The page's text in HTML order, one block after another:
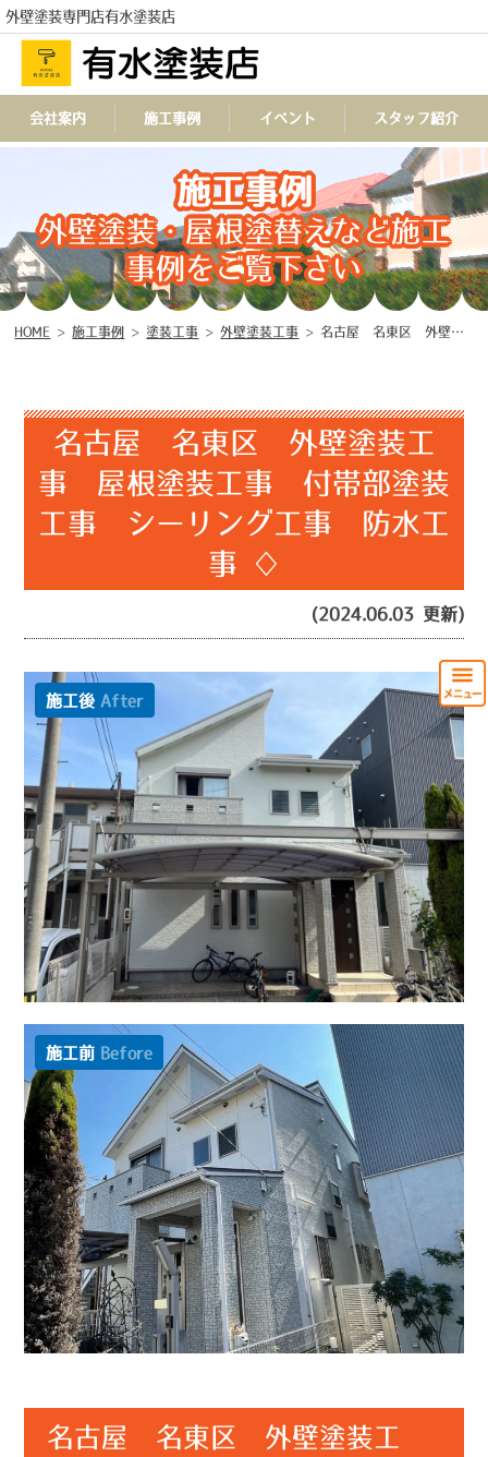
外壁塗装専門店有水塗装店
TEL
会社案内 施工事例 イベント スタッフ紹介
施工事例
外壁塗装・屋根塗替えなど施工
事例をご覧下さい
HOME > 施工事例 > 塗装工事 >外壁塗装工事 >名古屋 名東区 外壁塗装工事 屋根塗装工事 付帯部塗装工事 シーリング工事 防水工事 ♢
名古屋 名東区 外壁塗装工
事 屋根塗装工事 付帯部塗装
工事 シーリング工事 防水工
事 ♢
(2024.06.03 更新)
施工後 After
施工前 Before
名古屋 名東区 外壁塗装工